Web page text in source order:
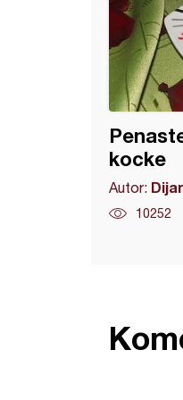
kocke
Autor:
10252